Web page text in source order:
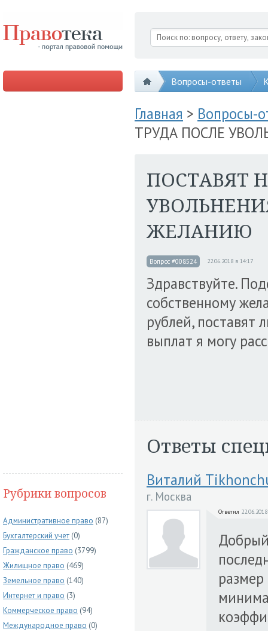
Вопросы-ответы
Рубрики вопросов
Административное право (87)
Бухгалтерский учет (0)
Гражданское право (3799)
Жилищное право (469)
Земельное право (140)
Интернет и право (3)
Коммерческое право (94)
Международное право (0)
Главная > Вопросы-
ТРУДА ПОСЛЕ
ПОСТАВЯТ
ЖЕЛАНИЮ
Вопрос #008524 22.06.2018 в 14:17
Здравствуйте.
собственному
рублей, поставят
выплат я могу
Ответы
Виталий
г. Москва
Ответил